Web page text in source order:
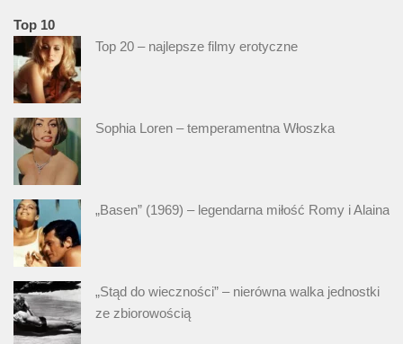
Top 10
Top 20 – najlepsze filmy erotyczne
Sophia Loren – temperamentna Włoszka
„Basen” (1969) – legendarna miłość Romy i Alaina
„Stąd do wieczności” – nierówna walka jednostki
ze zbiorowością